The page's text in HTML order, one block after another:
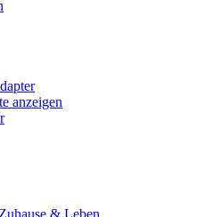
anzeigen
Zuhause & Leben